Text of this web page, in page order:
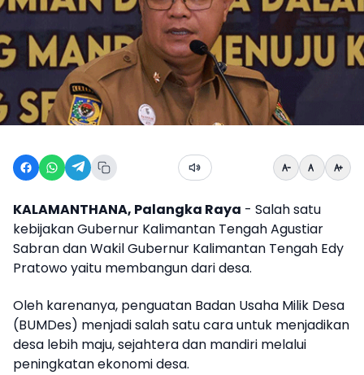
KALAMANTHANA, Palangka Raya - Salah satu
kebijakan Gubernur Kalimantan Tengah Agustiar
Sabran dan Wakil Gubernur Kalimantan Tengah Edy
Pratowo yaitu membangun dari desa.
Oleh karenanya, penguatan Badan Usaha Milik Desa
(BUMDes) menjadi salah satu cara untuk menjadikan
desa lebih maju, sejahtera dan mandiri melalui
peningkatan ekonomi desa.